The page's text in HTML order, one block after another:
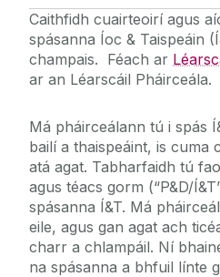
Caithfidh cuairteoirí agus
spásanna Íoc & Taispeáin
champais. Féach ar
ar an Léarscáil Pháirceála.
Má pháirceálann tú i spás
bailí a thaispeáint, is cuma
atá agat. Tabharfaidh tú
agus téacs gorm (“P&D/
spásanna Í&T. Má
eile, agus gan agat ach
charr a chlampáil. Ní
na spásanna a bhfuil línte